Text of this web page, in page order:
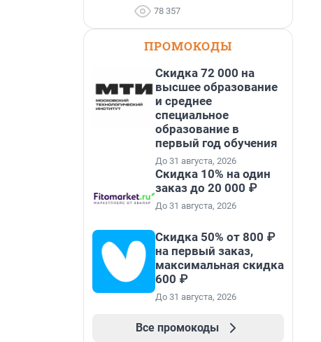
78 357
ПРОМОКОДЫ
Скидка 72 000 на
высшее образование
и среднее
специальное
образование в
первый год обучения
До 31 августа, 2026
Скидка 10% на один
заказ до 20 000 ₽
До 31 августа, 2026
Скидка 50% от 800 ₽
на первый заказ,
максимальная скидка
600 ₽
До 31 августа, 2026
Все промокоды